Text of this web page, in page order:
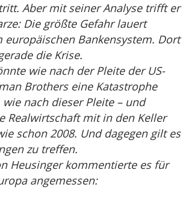
Aber mit seiner Analyse trifft er
Die größte Gefahr lauert
europäischen Bankensystem. Dort
die Krise.
wie nach der Pleite der US-
Brothers eine Katastrophe
nach dieser Pleite – und
Realwirtschaft mit in den Keller
schon 2008. Und dagegen gilt es
zu treffen.
Heusinger kommentierte es für
angemessen: